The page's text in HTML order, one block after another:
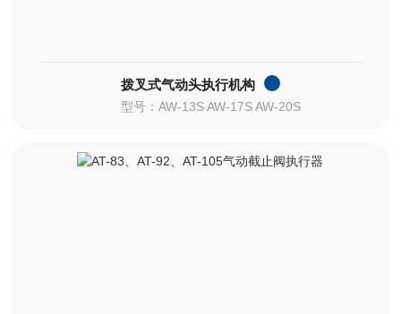
拨叉式气动头执行机构
型号：AW-13S AW-17S AW-20S